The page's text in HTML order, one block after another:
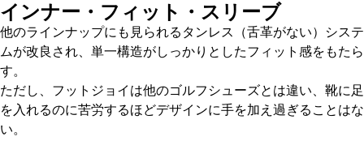
インナー・フィット・スリーブ
他のラインナップにも見られるタンレス（舌革がない）システ
ムが改良され、単一構造がしっかりとしたフィット感をもたら
す。
ただし、フットジョイは他のゴルフシューズとは違い、靴に足
を入れるのに苦労するほどデザインに手を加え過ぎることはな
い。